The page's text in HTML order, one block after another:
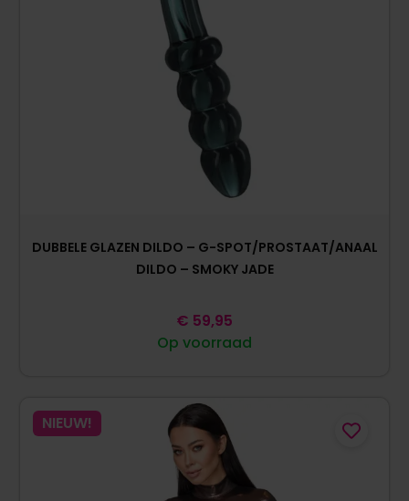
DUBBELE GLAZEN DILDO – G-SPOT/PROSTAAT/ANAAL
DILDO – SMOKY JADE
Op voorraad
€ 59,95
NIEUW!